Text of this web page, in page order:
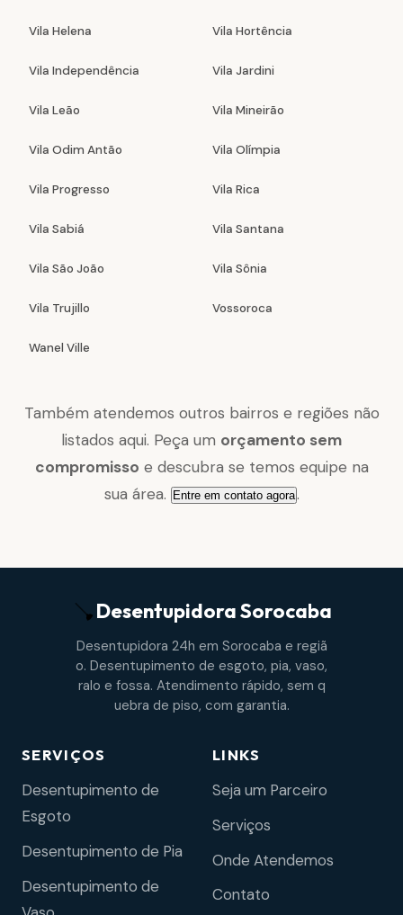
Vila Helena Vila Hortência
Vila Independência Vila Jardini
Vila Leão Vila Mineirão
Vila Odim Antão Vila Olímpia
Vila Progresso Vila Rica
Vila Sabiá Vila Santana
Vila São João Vila Sônia
Vila Trujillo Vossoroca
Wanel Ville
Também atendemos outros bairros e regiões não
listados aqui. Peça um orçamento sem
compromisso e descubra se temos equipe na
sua área. Entre em contato agora.
DesentupidoraSorocaba
Desentupidora 24h em Sorocaba e regiã
o. Desentupimento de esgoto, pia, vaso,
ralo e fossa. Atendimento rápido, sem q
uebra de piso, com garantia.
SERVIÇOS
Desentupimento de
Esgoto
Desentupimento de Pia
Desentupimento de
LINKS
Seja um Parceiro
Serviços
Onde Atendemos
Contato